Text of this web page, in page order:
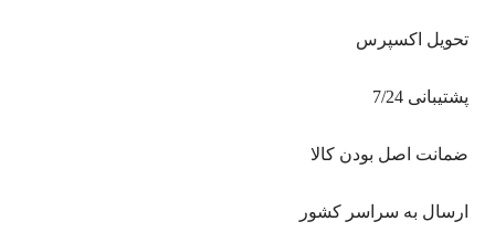
تحویل اکسپرس
پشتیبانی 7/24
ضمانت اصل بودن کالا
ارسال به سراسر کشور